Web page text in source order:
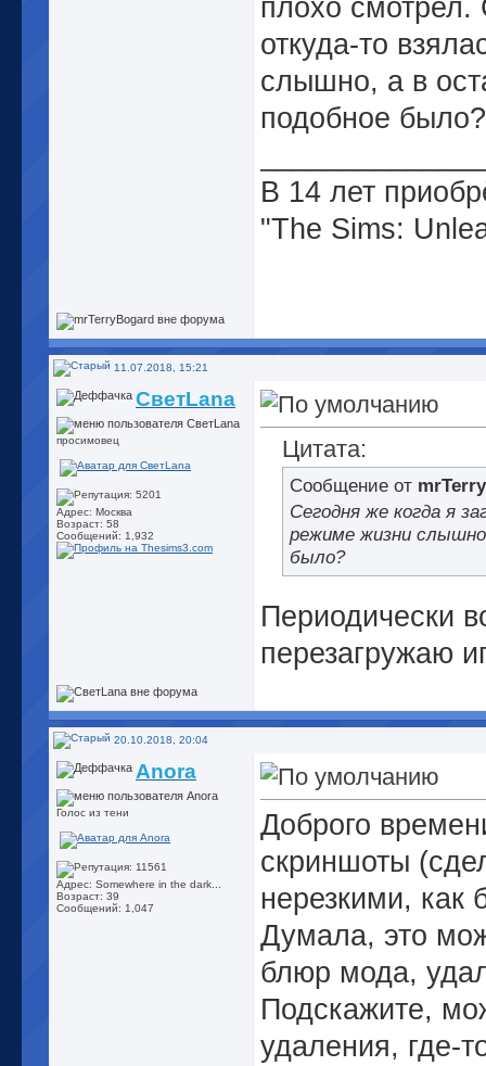
плохо смотрел.
откуда-то
слышно, а в
подобное было?
В 14 лет
"The Sims:
11.07.2018, 15:21
СветLana
просимовец
Адрес: Москва
Возраст: 58
Сообщений: 1,932
Цитата:
Сообщение от
Сегодня же когда я
режиме жизни
было?
Периодически
перезагружаю
20.10.2018, 20:04
Anora
Голос из тени
Адрес: Somewhere in the dark...
Возраст: 39
Сообщений: 1,047
Доброго
скриншоты
нерезкими, как
Думала, это
блюр мода,
Подскажите,
удаления, где-